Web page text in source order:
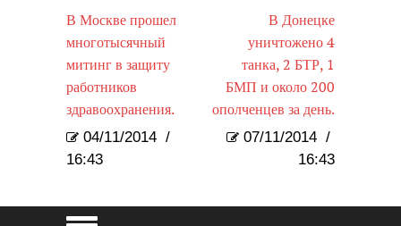
В Москве прошел
многотысячный
митинг в защиту
работников
здравоохранения.
04/11/2014 /
16:43
В Донецке
уничтожено 4
танка, 2 БТР, 1
БМП и около 200
ополченцев за день.
07/11/2014 /
16:43